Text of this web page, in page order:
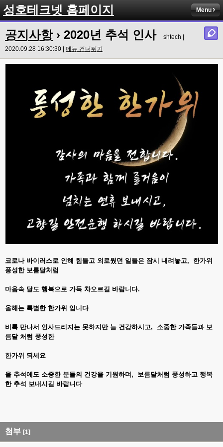
성호테크넷 홈페이지 Menu
공지사항› 2020년 추석 인사
shtech |
2020.09.28 16:30:30 | 메뉴 건너뛰기
코로나 바이러스로 인해 힘들고 외로웠던 일들은 잠시 내려놓고, 한가위
풍성한 보름달처럼
마음속 달도 행복으로 가득 차오르길 바랍니다.
올해는 특별한 한가위 입니다
비록 만나서 인사드리지는 못하지만 늘 건강하시고, 소중한 가족들과 보
름달 처럼 풍성한
한가위 되세요
올 추석에도 소중한 분들의 건강을 기원하며, 보름달처럼 풍성하고 행복
한 추석 보내시길 바랍니다
첨부 [1]